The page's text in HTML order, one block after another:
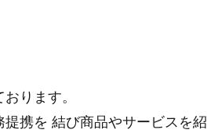
ります。
携を 結び商品やサービスを紹